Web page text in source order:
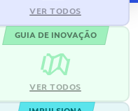
VER TODOS
GUIA DE INOVAÇÃO
VER TODOS